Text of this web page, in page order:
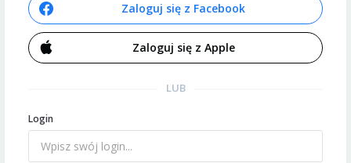
Zaloguj się z Facebook
Zaloguj się z Apple
LUB
Login